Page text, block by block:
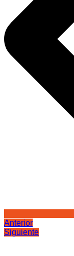
Anterior
Siguiente